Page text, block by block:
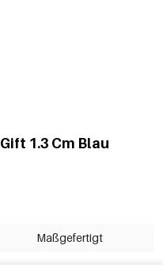
1.3 Cm Blau
Maßgefertigt